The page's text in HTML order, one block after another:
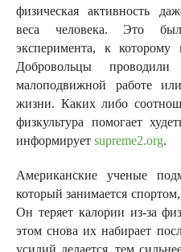
физическая активность
веса человека. Это
эксперимента, к
Добровольцы
малоподвижной работе
жизни. Каких либо
физкультура помогает
информирует supreme2.org.
Американские ученые
который занимается
Он теряет калории из-за
этом снова их набирает
усилий делается, тем